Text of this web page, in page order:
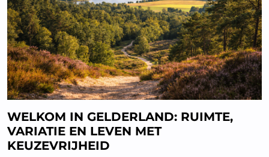
WELKOM IN GELDERLAND: RUIMTE,
VARIATIE EN LEVEN MET
KEUZEVRIJHEID